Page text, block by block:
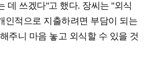
데 쓰겠다"고 했다. 장씨는 "외식
인적으로 지출하려면 부담이 되는
주니 마음 놓고 외식할 수 있을 것